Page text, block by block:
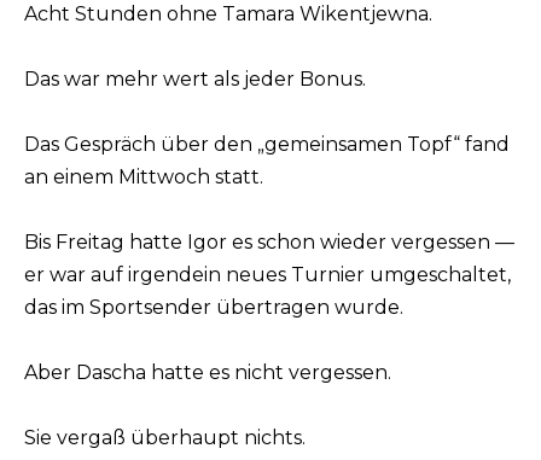
Acht Stunden ohne Tamara Wikentjewna.
Das war mehr wert als jeder Bonus.
Das Gespräch über den „gemeinsamen Topf“ fand
an einem Mittwoch statt.
Bis Freitag hatte Igor es schon wieder vergessen —
er war auf irgendein neues Turnier umgeschaltet,
das im Sportsender übertragen wurde.
Aber Dascha hatte es nicht vergessen.
Sie vergaß überhaupt nichts.